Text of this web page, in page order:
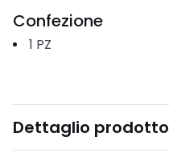
Confezione
1 PZ
Dettaglio prodotto